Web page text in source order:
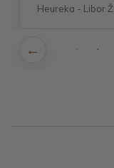
Heureka - Libor Ž.